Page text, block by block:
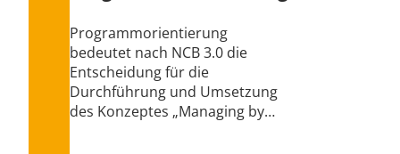
Programmorientierung
bedeutet nach NCB 3.0 die
Entscheidung für die
Durchführung und Umsetzung
des Konzeptes „Managing by…